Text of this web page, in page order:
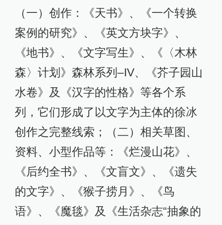
（一）创作：《天书》、《一个转换
案例的研究》、《英文方块字》、
《地书》、《文字写生》、《〈木林
森〉计划》森林系列–IV、《芥子园山
水卷》及《汉字的性格》等各个系
列，它们形成了以文字为主体的徐冰
创作之完整线索；（二）相关草图、
资料、小型作品等：《烂漫山花》、
《后约全书》、《文盲文》、《遗失
的文字》、《猴子捞月》、《鸟
语》、《魔毯》及《生活杂志“抽象的